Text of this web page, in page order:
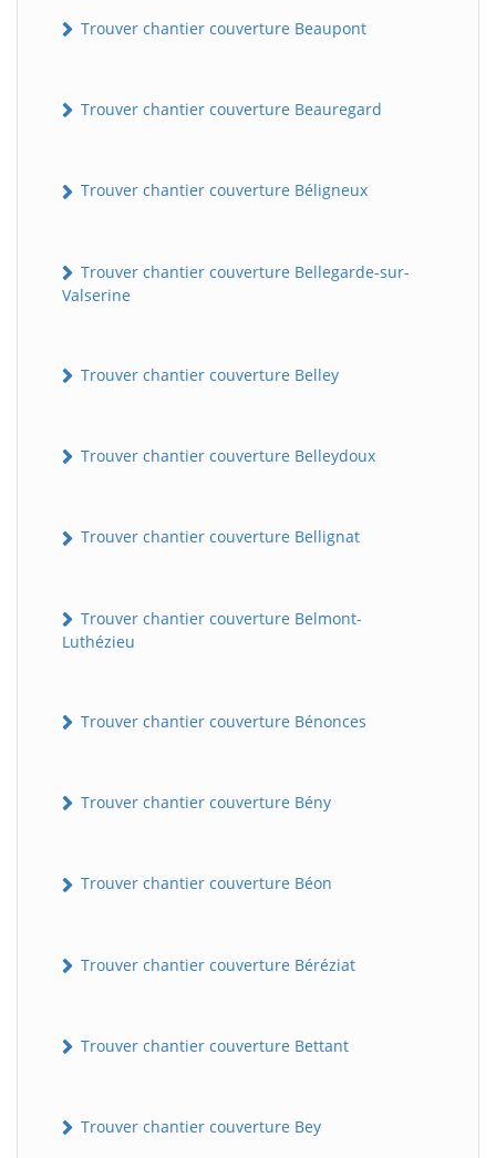
Trouver chantier couverture Beaupont
Trouver chantier couverture Beauregard
Trouver chantier couverture Béligneux
Trouver chantier couverture Bellegarde-sur-
Valserine
Trouver chantier couverture Belley
Trouver chantier couverture Belleydoux
Trouver chantier couverture Bellignat
Trouver chantier couverture Belmont-
Luthézieu
Trouver chantier couverture Bénonces
Trouver chantier couverture Bény
Trouver chantier couverture Béon
Trouver chantier couverture Béréziat
Trouver chantier couverture Bettant
Trouver chantier couverture Bey